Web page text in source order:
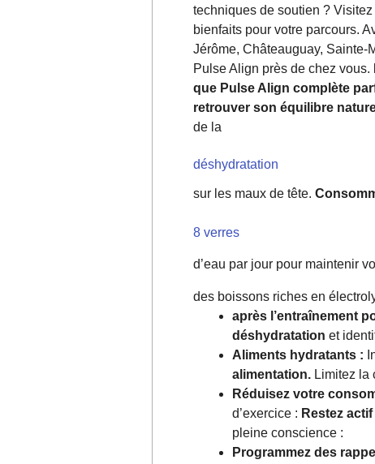
techniques de soutien ?
bienfaits pour votre parcours.
Jérôme, Châteauguay, Sainte-
Pulse Align près de chez vous.
que Pulse Align complète
retrouver son équilibre
de la
déshydratation
sur les maux de tête.
8 verres
d’eau par jour pour maintenir
des boissons riches en
après l’entraînement
déshydratation et
Aliments hydratants :
alimentation. Limitez la
Réduisez votre
d’exercice : Restez
pleine conscience :
Programmez des